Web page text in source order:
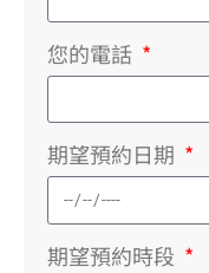
您的電話
期望預約日期
期望預約時段